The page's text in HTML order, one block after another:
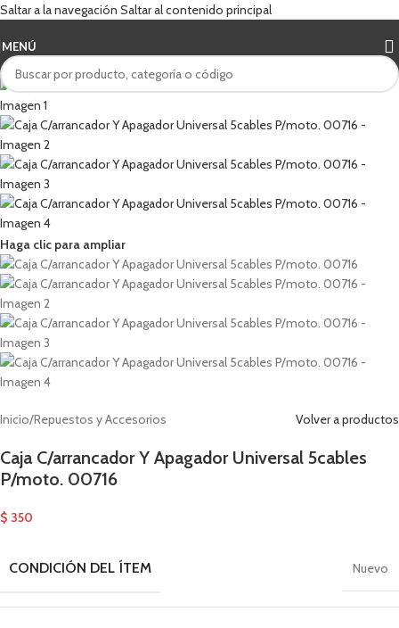
Saltar a la navegación Saltar al contenido principal
MENÚ
Haga clic para ampliar
Inicio/Repuestos y Accesorios Volver a productos
Caja C/arrancador Y Apagador Universal 5cables
P/moto. 00716
$ 350
CONDICIÓN DEL ÍTEM Nuevo